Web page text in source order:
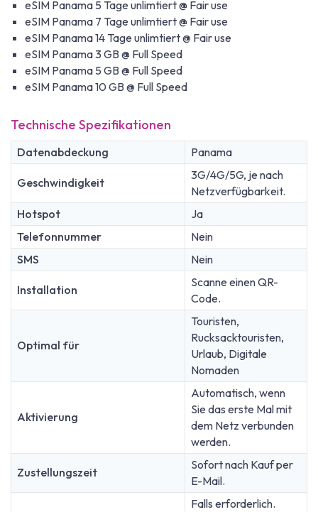
eSIM Panama 5 Tage unlimtiert @ Fair use
eSIM Panama 7 Tage unlimtiert @ Fair use
eSIM Panama 14 Tage unlimtiert @ Fair use
eSIM Panama 3 GB @ Full Speed
eSIM Panama 5 GB @ Full Speed
eSIM Panama 10 GB @ Full Speed
Technische Spezifikationen
Datenabdeckung Panama
Geschwindigkeit
3G/4G/5G, je nach
Netzverfügbarkeit.
Hotspot
Ja
Telefonnummer
Nein
SMS
Nein
Installation
Scanne einen QR-
Code.
Optimal für
Touristen,
Rucksacktouristen,
Urlaub, Digitale
Nomaden
Aktivierung
Automatisch, wenn
Sie das erste Mal mit
dem Netz verbunden
werden.
Zustellungszeit
Sofort nach Kauf per
E-Mail.
Falls erforderlich.